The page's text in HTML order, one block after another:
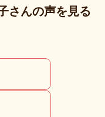
さんの声を見る